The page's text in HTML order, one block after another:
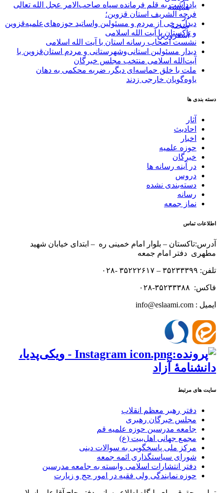
یادداشت به قلم فرمانده سپاه صاحب‌الامر عجل الله تعالی
فرجه الشریف استان قزوین؛
دیداربرخی از مردم و مسئولین واساتید حوزه‌های‌علمیه‌قزوین
و تاکستان با آیت الله اسلامی
نشست اصحاب رسانه استان با آیت الله اسلامی
دیدار مسئولین استانی‌وشهرستانی و مردم‌ استان‌قزوین با
آیت‌الله‌ اسلامی منتخب مجلس‌ خبرگان
ملت با خلق حماسه‌ای دیگر، ضربه محکمی به دهان
یاوه‌گویان خارجی زدند
دسته بندی ها
آثار
احادیث
اخبار
حوزه علمیه
خبرگان
در آینه رسانه ها
دروس
دسته‌بندی نشده
رسانه
نماز جمعه
اطلاعات تماس
آدرس:تاکستان – بلوار امام خمینی ره – ابتدای خیابان شهید
مطهری دفتر امام جمعه
تلفن: ۳۵۲۳۳۳۹۹ – ۳۵۲۲۲۶۱۷ -۰۲۸
فاکس: ۳۵۲۳۳۳۸۸-۰۲۸
ایمیل : info@eslaami.com
سایت های مرتبط
دفتر رهبر معظم انقلاب
مجلس خبرگان رهبری
جامعه مدرسین حوزه علمیه قم
مجمع جهانی اهل‌بیت (ع)
مرکز ملی پاسخگویی به سوالات دینی
شورای سیاستگذاری ائمه جمعه
دفتر انتشارات اسلامی وابسته به جامعه مدرسین
حوزه نمایندگی ولی فقیه در امور حج و زیارت